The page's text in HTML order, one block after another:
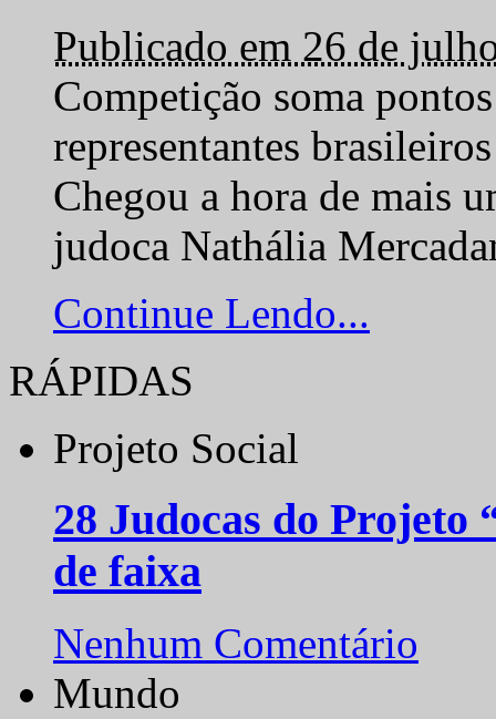
Publicado em 26 de
Competição soma
representantes
Chegou a hora de mais
judoca Nathália
Continue Lendo...
RÁPIDAS
Projeto Social
28 Judocas do
de faixa
Nenhum Comentário
Mundo